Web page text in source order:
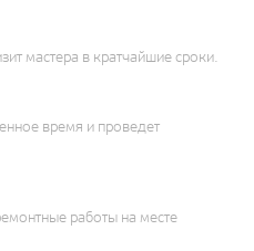
мастера в кратчайшие сроки.
время и проведет
работы на месте